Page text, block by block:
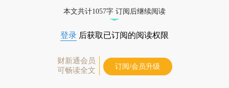
本文共计1057字 订阅后继续阅读
登录 后获取已订阅的阅读权限
财新通会员
可畅读全文
订阅/会员升级